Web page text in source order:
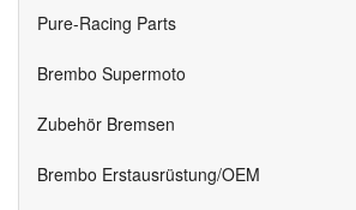
Pure-Racing Parts
Brembo Supermoto
Zubehör Bremsen
Brembo Erstausrüstung/OEM